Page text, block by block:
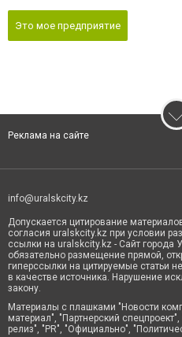
Это мое предприятие
Реклама на сайте
info@uralskcity.kz
Допускается цитирование
согласия uralskcity.kz при условии
ссылки на uralskcity.kz - Сайт города
обязательно размещение прямой,
гиперссылки на цитируемые статьи
в качестве источника. Нарушение
закону.
Материалы с плашками "Новости
материал", "Партнерский
релиз", "PR", "Официально",